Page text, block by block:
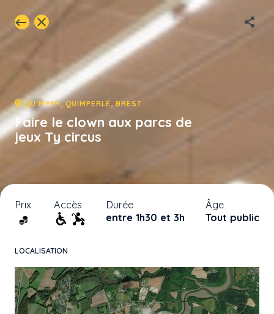
QUIMPER, QUIMPERLÉ, BREST
Faire le clown aux parcs de
jeux Ty circus
Prix Accès
Durée
entre 1h30 et 3h
Âge
Tout public
LOCALISATION